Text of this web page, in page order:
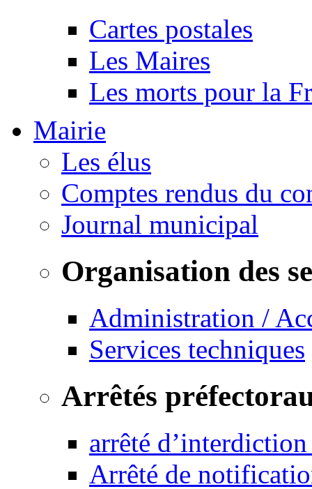
Cartes postales
Les Maires
Les morts pour la
Mairie
Les élus
Comptes rendus du
Journal municipal
Organisation des
Administration /
Services techniques
Arrêtés
arrêté
Arrêté de